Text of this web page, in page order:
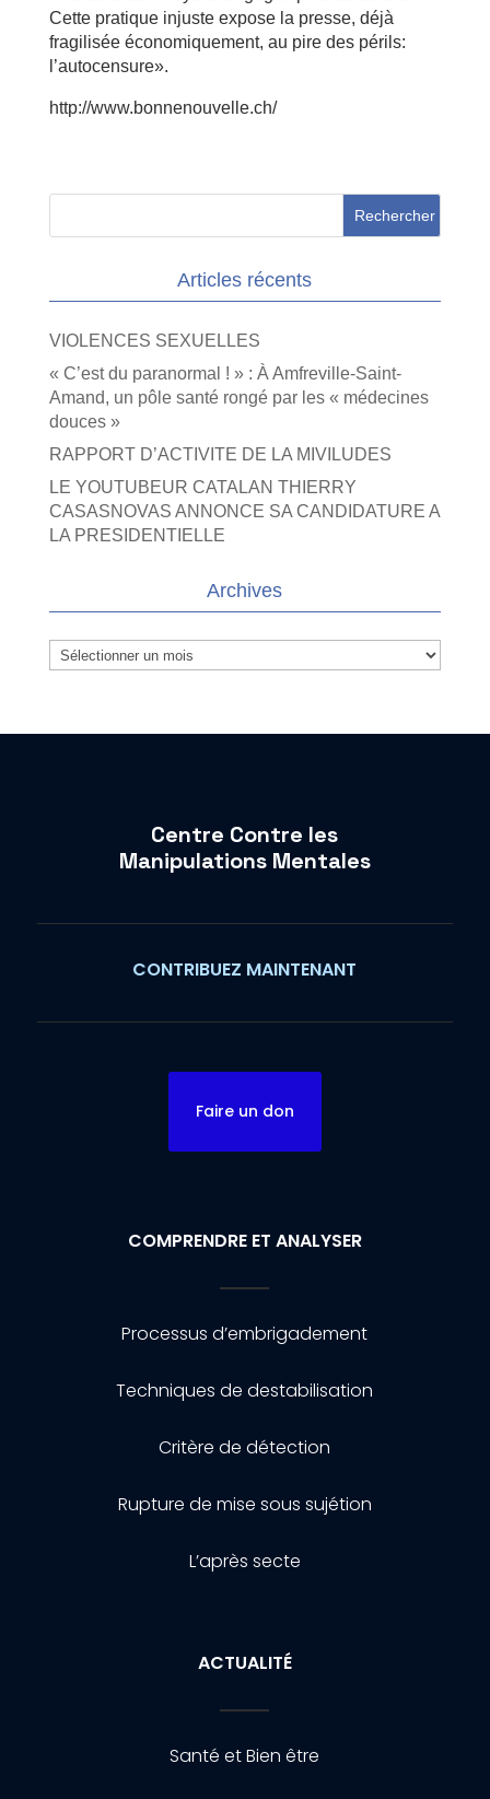
Cette pratique injuste expose la presse, déjà
fragilisée économiquement, au pire des périls:
l’autocensure».
http://www.bonnenouvelle.ch/
Articles récents
VIOLENCES SEXUELLES
« C’est du paranormal ! » : À Amfreville-Saint-
Amand, un pôle santé rongé par les « médecines
douces »
RAPPORT D’ACTIVITE DE LA MIVILUDES
LE YOUTUBEUR CATALAN THIERRY
CASASNOVAS ANNONCE SA CANDIDATURE A
LA PRESIDENTIELLE
Archives
Archives
Centre Contre les
Manipulations Mentales
CONTRIBUEZ MAINTENANT
Faire un don
COMPRENDRE ET ANALYSER
Processus d’embrigadement
Techniques de destabilisation
Critère de détection
Rupture de mise sous sujétion
L’après secte
ACTUALITÉ
Santé et Bien être